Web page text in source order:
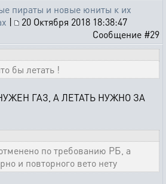
пираты и новые юниты к их
|
20 Октября 2018 18:38:47
Сообщение #29
бы летать !
ГАЗ, А ЛЕТАТЬ НУЖНО ЗА
по требованию РБ, а
и повторного вето нету